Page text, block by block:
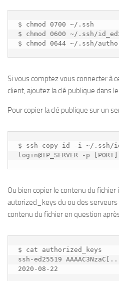
$ chmod 0700 ~/.ssh
$ chmod 0600 ~/.ssh/
Si vous comptez vous connecter à
client, ajoutez la clé publique dans
Pour copier la clé publique sur un
$ ssh-copy-id -i ~/.ssh/
login@IP_SERVER -p [PORT]
Ou bien copier le contenu du
autorized_keys du ou des
contenu du fichier en question
$ cat authorized_keys
ssh-ed25519